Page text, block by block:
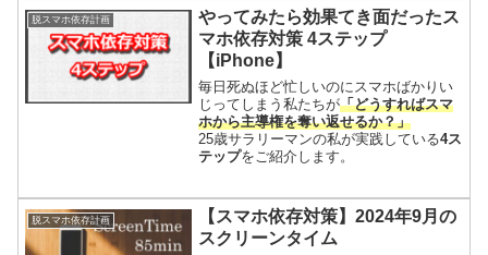
よね。毎日死ぬほど忙しいのにスマホば
かりいじってしまう私たちが...
脱スマホ依存計画
やってみたら効果てき面だったス
マホ依存対策 4ステップ
【iPhone】
毎日死ぬほど忙しいのにスマホばかりい
じってしまう私たちが「どうすればスマ
ホから主導権を奪い返せるか？」
25歳サラリーマンの私が実践している4ス
テップをご紹介します。
脱スマホ依存計画
【スマホ依存対策】2024年9月の
スクリーンタイム